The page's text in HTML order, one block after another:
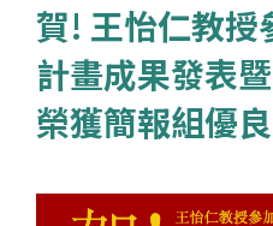
賀! 王怡仁教授
計畫成果發表
榮獲簡報組優良